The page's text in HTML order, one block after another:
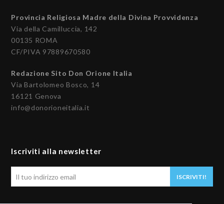
Provincia Religiosa Madre della Divina Provvidenza
Via della Camilluccia, 142
00135 ROMA
CF/PIVA 97889670580
Redazione Sito Don Orione Italia
Via Bartolomeo Bosco, 14
16121 Genova
info@donorioneitalia.it
Iscriviti alla newsletter
ISCRIVITI!